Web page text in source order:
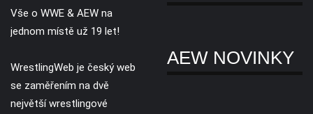
Vše o WWE & AEW na
jednom místě už 19 let!
WrestlingWeb je český web
se zaměřením na dvě
největší wrestlingové
AEW NOVINKY